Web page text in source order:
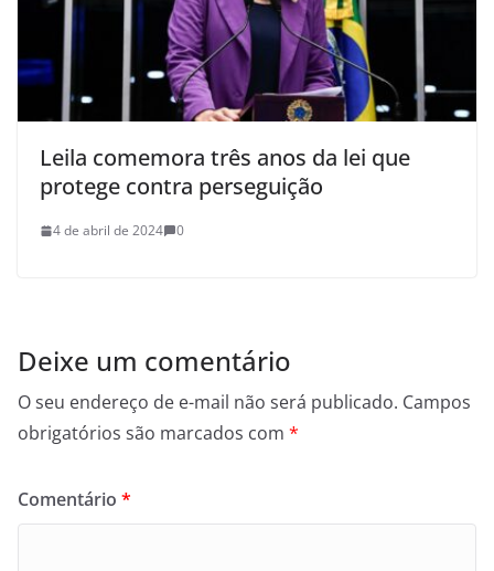
Leila comemora três anos da lei que
protege contra perseguição
4 de abril de 2024 0
Deixe um comentário
O seu endereço de e-mail não será publicado. Campos
obrigatórios são marcados com *
Comentário *